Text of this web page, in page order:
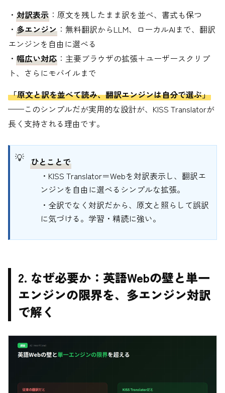
・ 対訳表示 ：原文を残したまま訳を並べ、書式も保つ
・ 多エンジン ：無料翻訳からLLM、ローカルAIまで、翻訳
エンジンを自由に選べる
・ 幅広い対応 ：主要ブラウザの拡張＋ユーザースクリプ
ト、さらにモバイルまで
「原文と訳を並べて読み、翻訳エンジンは自分で選ぶ」
——このシンプルだが実用的な設計が、KISS Translatorが
長く支持される理由です。
ひとことで
・KISS Translator＝Webを対訳表示し、翻訳エ
ンジンを自由に選べるシンプルな拡張。
・全訳でなく対訳だから、原文と照らして誤訳
に気づける。学習・精読に強い。
2. なぜ必要か：英語Webの壁と単一
エンジンの限界を、多エンジン対訳
で解く